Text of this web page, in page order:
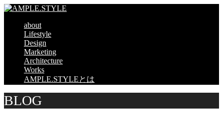
about
Lifestyle
Design
Marketing
Architecture
Works
AMPLE.STYLEとは
BLOG